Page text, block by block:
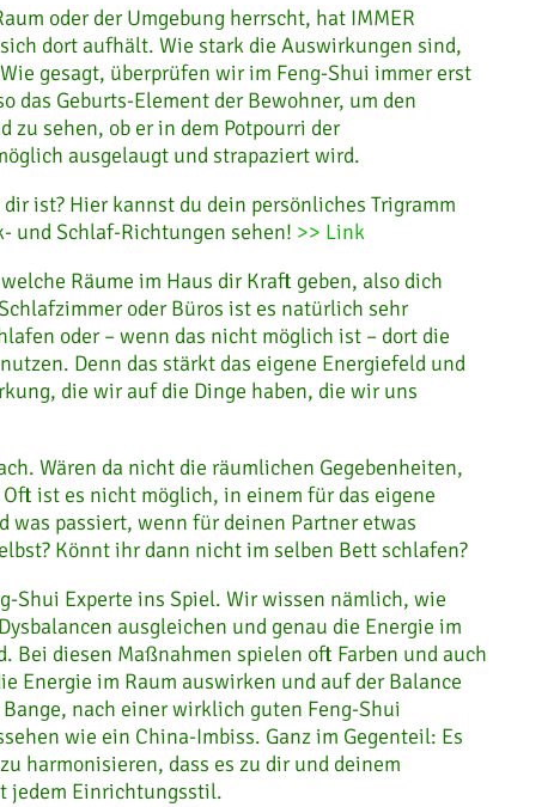
oder der Umgebung herrscht, hat IMMER
dort aufhält. Wie stark die Auswirkungen sind,
Wie gesagt, überprüfen wir im Feng-Shui immer erst
das Geburts-Element der Bewohner, um den
zu sehen, ob er in dem Potpourri der
ausgelaugt und strapaziert wird.
ist? Hier kannst du dein persönliches Trigramm
und Schlaf-Richtungen sehen! >> Link
Räume im Haus dir Kraft geben, also dich
oder Büros ist es natürlich sehr
oder – wenn das nicht möglich ist – dort die
Denn das stärkt das eigene Energiefeld und
die wir auf die Dinge haben, die wir uns
Wären da nicht die räumlichen Gegebenheiten,
ist es nicht möglich, in einem für das eigene
was passiert, wenn für deinen Partner etwas
Könnt ihr dann nicht im selben Bett schlafen?
Shui Experte ins Spiel. Wir wissen nämlich, wie
ausgleichen und genau die Energie im
Bei diesen Maßnahmen spielen oft Farben und auch
Energie im Raum auswirken und auf der Balance
nach einer wirklich guten Feng-Shui
wie ein China-Imbiss. Ganz im Gegenteil: Es
harmonisieren, dass es zu dir und deinem
jedem Einrichtungsstil.